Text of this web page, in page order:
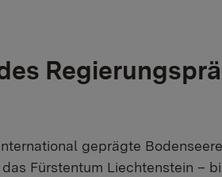
geprägte
Fürstentum Liechtenstein –